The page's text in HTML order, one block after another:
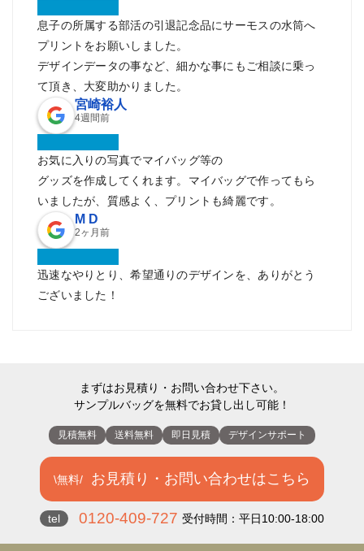
息子の所属する部活の引退記念品にサーモスの水筒へ
プリントをお願いしました。
デザインデータの事など、細かな事にもご相談に乗っ
て頂き、大変助かりました。
宮崎裕人
4週間前
お気に入りの写真でマイバッグ等の
グッズを作成してくれます。マイバッグで作ってもら
いましたが、質感よく、プリントも綺麗です。
M D
2ヶ月前
迅速なやりとり、希望通りのデザインを、ありがとう
ございました！
まずはお見積り・お問い合わせ下さい。
サンプルバッグを無料でお貸し出し可能！
見積無料 送料無料 即日見積 デザインサポート
\無料/ お見積り・お問い合わせはこちら
tel 0120-409-727 受付時間：平日10:00-18:00